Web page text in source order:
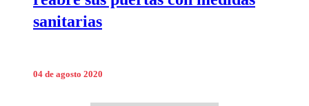
sanitarias
04 de agosto 2020